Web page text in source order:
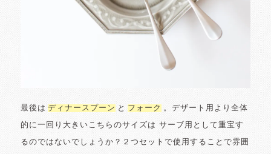
最後は ディナースプーン と フォーク 。デザート用より全体
的に一回り大きいこちらのサイズは サーブ用として重宝す
るのではないでしょうか？２つセットで使用することで雰囲